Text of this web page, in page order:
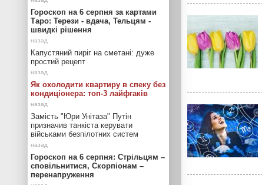
Гороскоп на 6 серпня за картами
Таро: Терези - вдача, Тельцям -
швидкі рішення
Капустяний пиріг на сметані: дуже
простий рецепт
Як охолодити квартиру в спеку без
кондиціонера: топ-3 лайфгаків
Замість "Юри Унітаза" Путін
призначив танкіста керувати
військами безпілотних систем
Гороскоп на 6 серпня: Стрільцям –
сповільнитися, Скорпіонам –
перенапруження